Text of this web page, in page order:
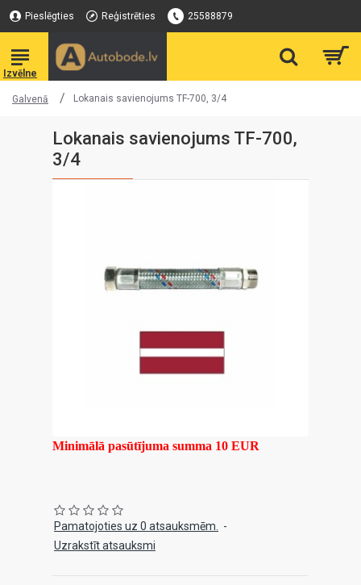
Pieslēgties Reģistrēties 25588879
Galvenā Lokanais savienojums TF-700, 3/4
Lokanais savienojums TF-700,
3/4
Minimālā pasūtījuma summa 10 EUR
Pamatojoties uz 0 atsauksmēm.
-
Uzrakstīt atsauksmi